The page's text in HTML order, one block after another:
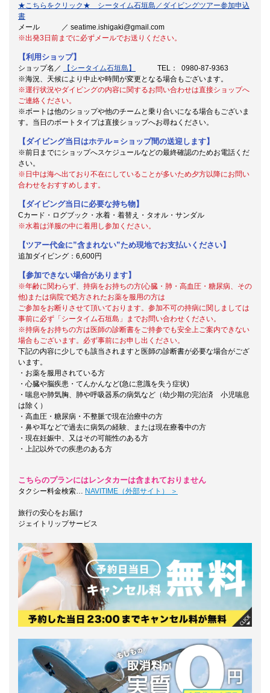
★こちらをクリック★ シータイム石垣島／ダイビングツアー参加申込
書
メール ／ seatime.ishigaki@gmail.com
※出発3日前までに必ずメールでお送りください。
【利用ショップ】
ショップ名／ 【シータイム石垣島】
TEL： 0980-87-9363
※海況、天候により中止や時間が変更となる場合もございます。
※運行状況やダイビングの内容に関するお問い合わせは直接ショップへ
ご連絡ください。
※ボートは他のショップや他のチームと乗り合いになる場合もございま
す。当日のボートタイプは直接ショップへお尋ねください。
【ダイビング当日はホテル＝ショップ間の送迎します】
※前日までにショップへスケジュールなどの最終確認のためお電話くだ
さい。
※日中は海へ出ており不在にしていることが多いため夕方以降にお問い
合わせをおすすめします。
【ダイビング当日に必要な持ち物】
Cカード・ログブック・水着・着替え・タオル・サンダル
※水着は洋服の中に着用し参加ください。
【ツアー代金に”含まれない”ため現地でお支払いください】
追加ダイビング：6,600円
【参加できない場合があります】
※年齢に関わらず、持病をお持ちの方(心臓・肺・高血圧・糖尿病、その
他)または病院で処方されたお薬を服用の方は
ご参加をお断りさせて頂いております。参加不可の持病に関しましては
事前に必ず「シータイム石垣島」までお問い合わせください。
※持病をお持ちの方は医師の診断書をご持参でも安全上ご案内できない
場合もございます。必ず事前にお申し出ください。
下記の内容に少しでも該当されますと医師の診断書が必要な場合がござ
います。
・お薬を服用されている方
・心臓や脳疾患・てんかんなど(急に意識を失う症状)
・喘息や肺気胸、肺や呼吸器系の病気など（幼少期の完治済 小児喘息
は除く）
・高血圧・糖尿病・不整脈で現在治療中の方
・鼻や耳などで過去に病気の経験、または現在療養中の方
・現在妊娠中、又はその可能性のある方
・上記以外での疾患のある方
こちらのプランにはレンタカーは含まれておりません
タクシー料金検索… NAVITIME（外部サイト） ＞
旅行の安心をお届け
ジェイトリップサービス